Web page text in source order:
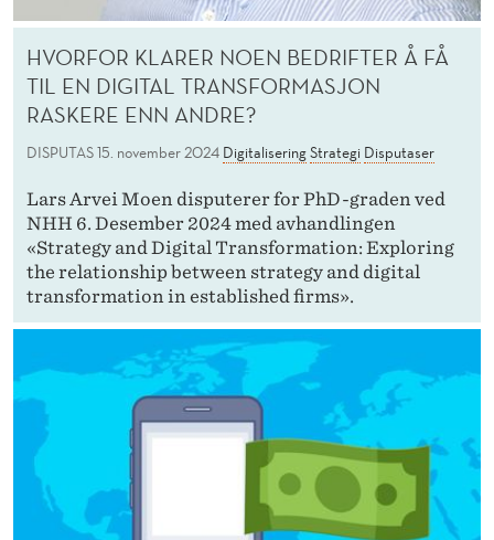
HVORFOR KLARER NOEN BEDRIFTER Å FÅ
TIL EN DIGITAL TRANSFORMASJON
RASKERE ENN ANDRE?
DISPUTAS15. november 2024 DigitaliseringStrategi Disputaser
Lars Arvei Moen disputerer for PhD-graden ved
NHH 6. Desember 2024 med avhandlingen
«Strategy and Digital Transformation: Exploring
the relationship between strategy and digital
transformation in established firms».